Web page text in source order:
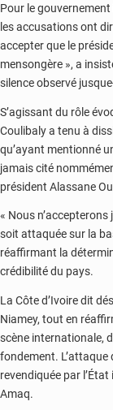
Pour le
les accusations ont
accepter que le
mensongère », a
silence observé
S’agissant du rôle
Coulibaly a tenu à
qu’ayant mentionné
jamais cité
président Alassane
« Nous
soit attaquée sur la
réaffirmant la
crédibilité du pays.
La Côte d’Ivoire dit
Niamey, tout en
scène internationale,
fondement. L’attaque
revendiquée par
Amaq.